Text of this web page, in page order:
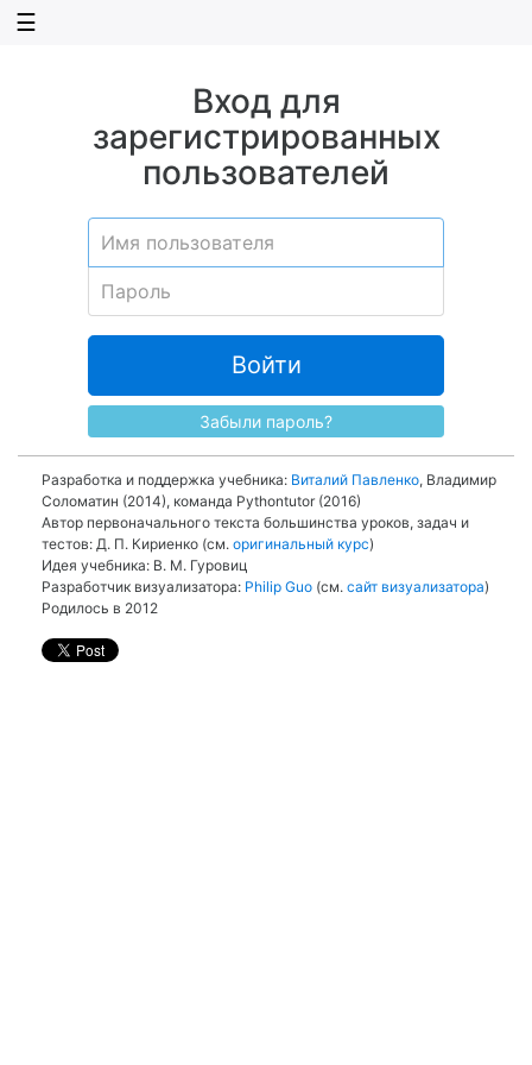
☰
Вход для
зарегистрированных
пользователей
Войти
Забыли пароль?
Разработка и поддержка учебника: Виталий Павленко, Владимир
Соломатин (2014), команда Pythontutor (2016)
Автор первоначального текста большинства уроков, задач и
тестов: Д. П. Кириенко (см. оригинальный курс)
Идея учебника: В. М. Гуровиц
Разработчик визуализатора: Philip Guo (см. сайт визуализатора)
Родилось в 2012